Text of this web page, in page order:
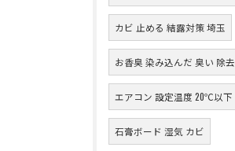
カビ 止める 結露対策 埼玉
お香臭 染み込んだ 臭い 除去
エアコン 設定温度 20℃以下
石膏ボード 湿気 カビ